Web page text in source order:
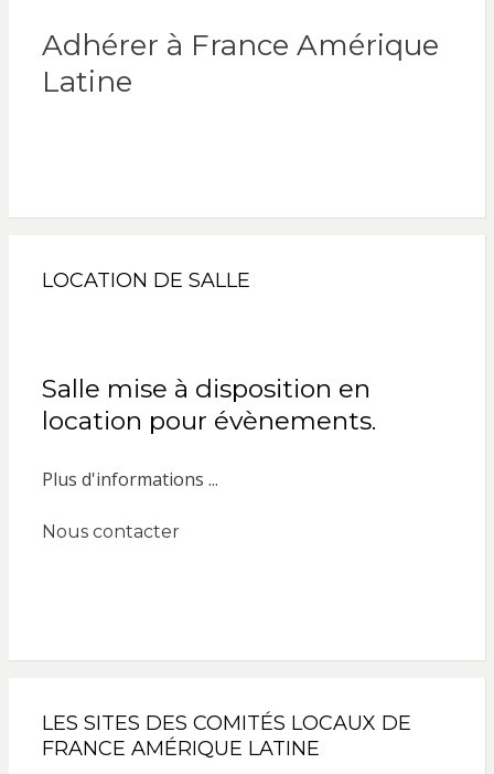
Adhérer à France Amérique
Latine
LOCATION DE SALLE
Salle mise à disposition en
location pour évènements.
Plus d'informations ...
Nous contacter
LES SITES DES COMITÉS LOCAUX DE
FRANCE AMÉRIQUE LATINE